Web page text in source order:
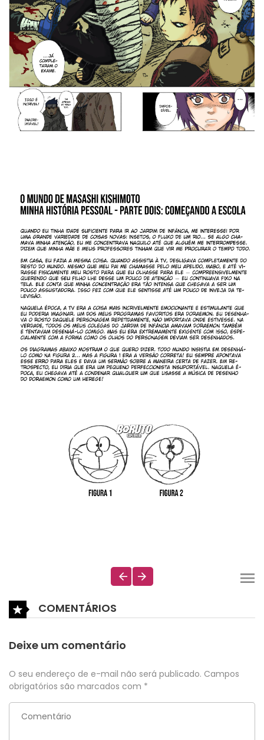
COMENTÁRIOS
Deixe um comentário
O seu endereço de e-mail não será publicado. Campos
obrigatórios são marcados com *